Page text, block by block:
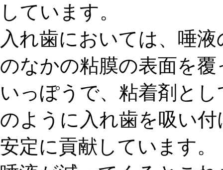
しています。
入れ歯においては、 唾液
のなかの粘膜の表面を
いっぽうで、粘着剤と
のように 入れ歯を吸い
安定に貢献しています。